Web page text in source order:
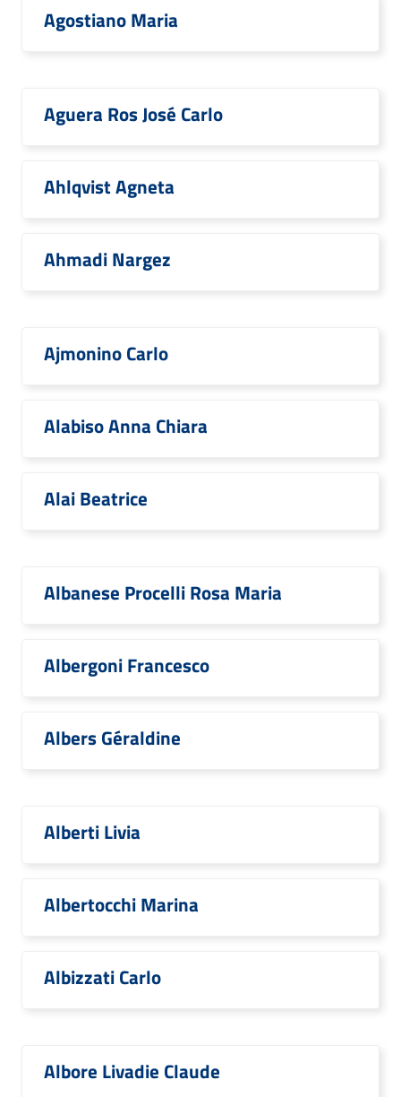
Agostiano Maria
Aguera Ros José Carlo
Ahlqvist Agneta
Ahmadi Nargez
Ajmonino Carlo
Alabiso Anna Chiara
Alai Beatrice
Albanese Procelli Rosa Maria
Albergoni Francesco
Albers Géraldine
Alberti Livia
Albertocchi Marina
Albizzati Carlo
Albore Livadie Claude